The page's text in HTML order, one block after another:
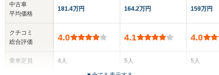
中古車
平均価格
クチコミ
総合評価
乗車定員
181.4万円
4.0
4人
164.2万円
4.1
5人
159万円
4.0
5人